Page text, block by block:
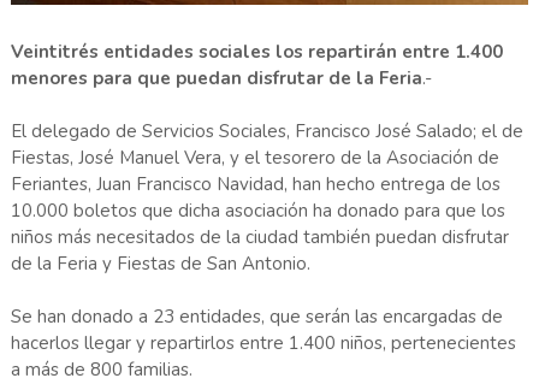
Veintitrés entidades sociales los repartirán entre 1.400
menores para que puedan disfrutar de la Feria.-
El delegado de Servicios Sociales, Francisco José Salado; el de
Fiestas, José Manuel Vera, y el tesorero de la Asociación de
Feriantes, Juan Francisco Navidad, han hecho entrega de los
10.000 boletos que dicha asociación ha donado para que los
niños más necesitados de la ciudad también puedan disfrutar
de la Feria y Fiestas de San Antonio.
Se han donado a 23 entidades, que serán las encargadas de
hacerlos llegar y repartirlos entre 1.400 niños, pertenecientes
a más de 800 familias.